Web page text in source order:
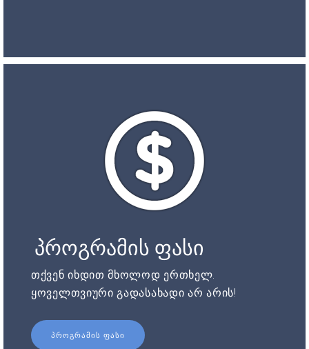
პროგრამის ფასი
თქვენ იხდით მხოლოდ ერთხელ.
ყოველთვიური გადასახადი არ არის!
ᲞᲠᲝᲒᲠᲐᲛᲘᲡ ᲤᲐᲡᲘ